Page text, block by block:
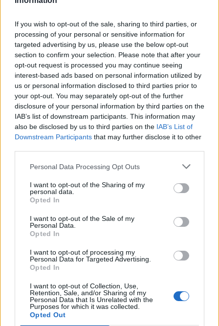
If you wish to opt-out of the sale, sharing to third parties, or
processing of your personal or sensitive information for
targeted advertising by us, please use the below opt-out
section to confirm your selection. Please note that after your
opt-out request is processed you may continue seeing
interest-based ads based on personal information utilized by
us or personal information disclosed to third parties prior to
your opt-out. You may separately opt-out of the further
disclosure of your personal information by third parties on the
IAB’s list of downstream participants. This information may
also be disclosed by us to third parties on the IAB’s List of
Downstream Participants that may further disclose it to other
Personal Data Processing Opt Outs
I want to opt-out of the Sharing of my
personal data.
Opted In
I want to opt-out of the Sale of my
Personal Data.
Opted In
I want to opt-out of processing my
Personal Data for Targeted Advertising.
Opted In
I want to opt-out of Collection, Use,
Retention, Sale, and/or Sharing of my
Personal Data that Is Unrelated with the
Purposes for which it was collected.
Opted Out
επιτέθηκε με μαχαίρι και τραυμάτισε δύο άτομα
22:47
Σητεία: Φωτιά στα Αχλάδια, δύσκολη μάχη με τις φλόγες
- Βίντεο
22:39
Βρετανία: Κατά συρροή δολοφόνος καταδικάστηκε για
δύο δολοφονίες γυναικών - Η συγγνώμη από την
αστυνομία
22:32
Πανεπιστήμιο Κρήτης: 3,35 εκατ. ευρώ από το Υπουργείο
Παιδείας, για το στεγαστικό επίδομα των φοιτητών
Ηράκλειο: “Σκουπίδια κατάχαμα, μια ψησταριά στο
22:03
πολύ υψηλός κίνδυνος πυρκαγιάς!
Σφοδρή επίθεση κατά Καρυστιανού-Γρατσία από πρώην
στελέχη: «Συνεχής εσωστρέφεια και τραγικά
επικοινωνιακά λάθη»
ΠΕΡΙΣΣΟΤΕΡΑ